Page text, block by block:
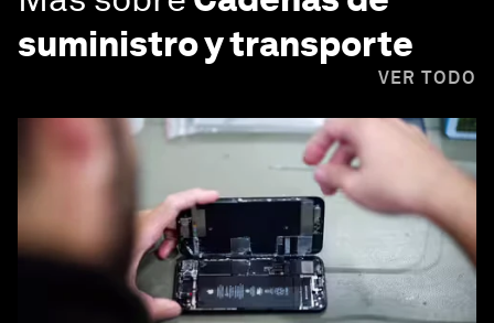
suministro y transporte
VER TODO